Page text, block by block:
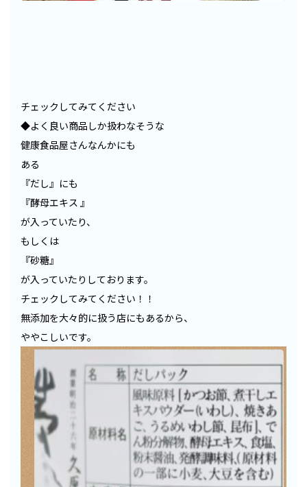
チェックしてみてください
◆よく良い商品しか扱わなそうな
健康食品屋さんなんかにも
ある
『だし』にも
『酵母エキス 』
が入っていたり、
もしくは
『砂糖』
が入っていたりしております。
チェックしてみてください！！
無添加を大々的に扱う店にもあるから、
ややこしいです。